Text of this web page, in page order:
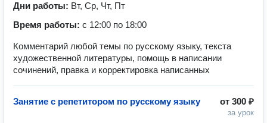
Дни работы: Вт, Ср, Чт, Пт
Время работы: с 12:00 по 18:00
Комментарий любой темы по русскому языку, текста
художественной литературы, помощь в написании
сочинений, правка и корректировка написанных
от 300 ₽
за урок
Занятие с репетитором по русскому языку